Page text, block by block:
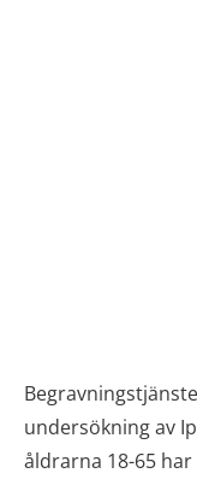
undersökning av
åldrarna 18-65